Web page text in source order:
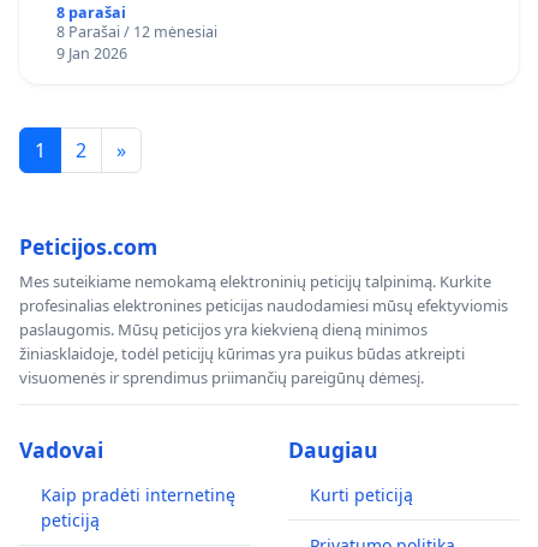
8 parašai
8 Parašai / 12 mėnesiai
9 Jan 2026
1 2 »
Peticijos.com
Mes suteikiame nemokamą elektroninių peticijų talpinimą. Kurkite
profesinalias elektronines peticijas naudodamiesi mūsų efektyviomis
paslaugomis. Mūsų peticijos yra kiekvieną dieną minimos
žiniasklaidoje, todėl peticijų kūrimas yra puikus būdas atkreipti
visuomenės ir sprendimus priimančių pareigūnų dėmesį.
Vadovai
Kaip pradėti internetinę
peticiją
Daugiau
Kurti peticiją